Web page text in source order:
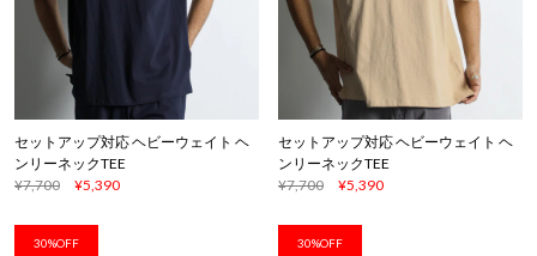
セットアップ対応 ヘビーウェイト ヘ
ンリーネックTEE
¥7,700
¥5,390
セットアップ対応 ヘビーウェイト ヘ
ンリーネックTEE
¥7,700
¥5,390
30%OFF 30%OFF